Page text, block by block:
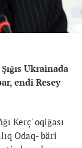
Ukrainada
endi Resey
Kerç' oqiğası
Odaq- bäri